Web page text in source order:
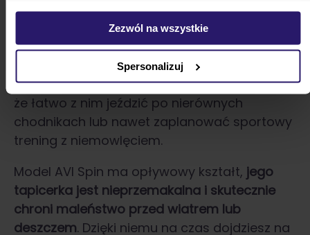
Zezwól na wszystkie
Spersonalizuj
wiernym towarzyszem Waszej rodziny
podczas wycieczek za miasto. Jego styl
pozwala jednak na wygodne użytkowanie
także w warunkach miejskich –
zaawansowany system amortyzacji sprawia,
że łatwo z nim jeździć po nierównych
chodnikach lub nawet zaplanować sportowy
trening z niemowlęciem.
Model AVI Spin ma opływowy kształt, jego
tapicerka jest nieprzemakalna i skutecznie
chroni maleństwo przed wiatrem lub
deszczem. Dzięki niemu na czas dojdziesz na